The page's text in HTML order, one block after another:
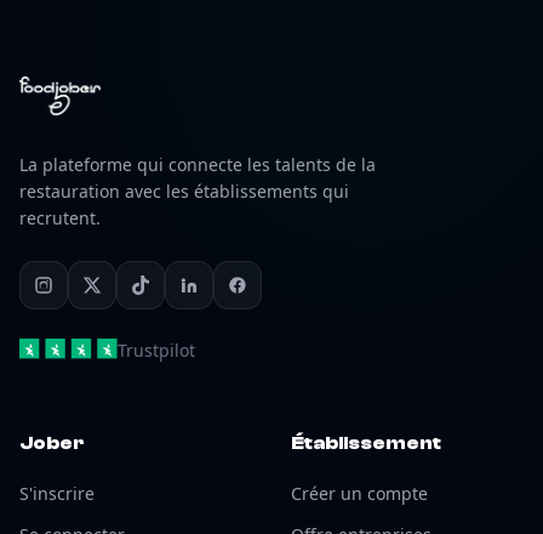
La plateforme qui connecte les talents de la
restauration avec les établissements qui
recrutent.
Trustpilot
Jober
S'inscrire
Établissement
Créer un compte